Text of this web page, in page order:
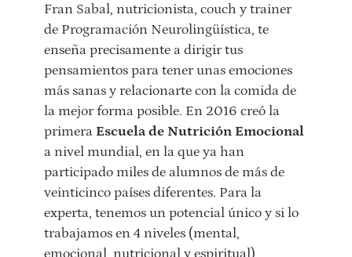
Fran Sabal, nutricionista, couch y trainer
de Programación Neurolingüística, te
enseña precisamente a dirigir tus
pensamientos para tener unas emociones
más sanas y relacionarte con la comida de
la mejor forma posible. En 2016 creó la
primera Escuela de Nutrición Emocional
a nivel mundial, en la que ya han
participado miles de alumnos de más de
veinticinco países diferentes. Para la
experta, tenemos un potencial único y si lo
trabajamos en 4 niveles (mental,
emocional, nutricional y espiritual)